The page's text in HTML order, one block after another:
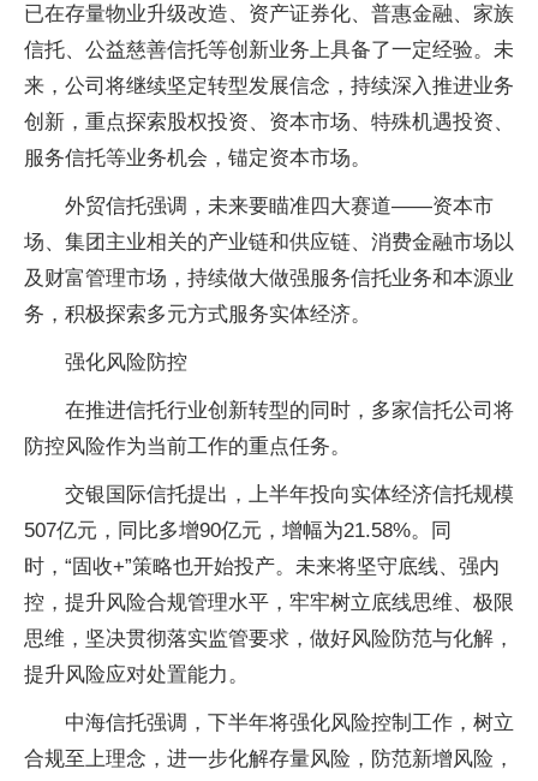
已在存量物业升级改造、资产证券化、普惠金融、家族
信托、公益慈善信托等创新业务上具备了一定经验。未
来，公司将继续坚定转型发展信念，持续深入推进业务
创新，重点探索股权投资、资本市场、特殊机遇投资、
服务信托等业务机会，锚定资本市场。
外贸信托强调，未来要瞄准四大赛道——资本市
场、集团主业相关的产业链和供应链、消费金融市场以
及财富管理市场，持续做大做强服务信托业务和本源业
务，积极探索多元方式服务实体经济。
强化风险防控
在推进信托行业创新转型的同时，多家信托公司将
防控风险作为当前工作的重点任务。
交银国际信托提出，上半年投向实体经济信托规模
507亿元，同比多增90亿元，增幅为21.58%。同
时，“固收+”策略也开始投产。未来将坚守底线、强内
控，提升风险合规管理水平，牢牢树立底线思维、极限
思维，坚决贯彻落实监管要求，做好风险防范与化解，
提升风险应对处置能力。
中海信托强调，下半年将强化风险控制工作，树立
合规至上理念，进一步化解存量风险，防范新增风险，